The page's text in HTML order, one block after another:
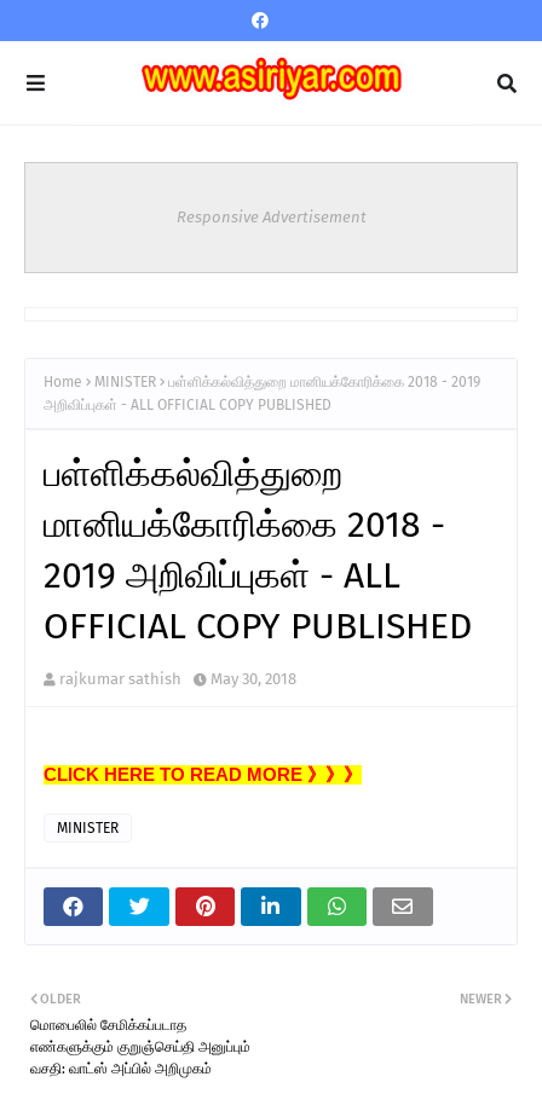
Responsive Advertisement
Home MINISTER
பள்ளிக்கல்வித்துறை மானியக்கோரிக்கை 2018 - 2019
அறிவிப்புகள் - ALL OFFICIAL COPY PUBLISHED
பள்ளிக்கல்வித்துறை
மானியக்கோரிக்கை 2018 -
2019 அறிவிப்புகள் - ALL
OFFICIAL COPY PUBLISHED
rajkumar sathish May 30, 2018
CLICK HERE TO READ MORE 》》》
MINISTER
NEWER
OLDER
மொபைலில் சேமிக்கப்படாத
எண்களுக்கும் குறுஞ்செய்தி அனுப்பும்
வசதி: வாட்ஸ் அப்பில் அறிமுகம்